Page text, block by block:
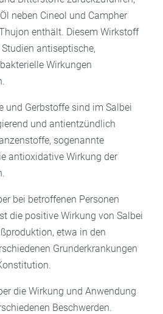
neben Cineol und Campher
enthält. Diesem Wirkstoff
antiseptische,
Wirkungen
und Gerbstoffe sind im Salbei
und antientzündlich
sogenannte
antioxidative Wirkung der
bei betroffenen Personen
die positive Wirkung von Salbei
etwa in den
Grunderkrankungen
die Wirkung und Anwendung
Beschwerden.